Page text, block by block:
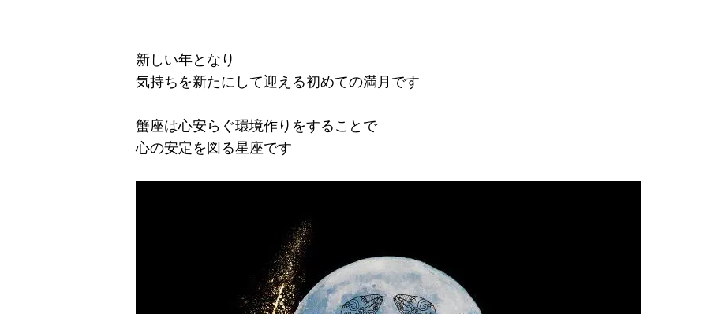
新しい年となり
気持ちを新たにして迎える初めての満月です
蟹座は心安らぐ環境作りをすることで
心の安定を図る星座です